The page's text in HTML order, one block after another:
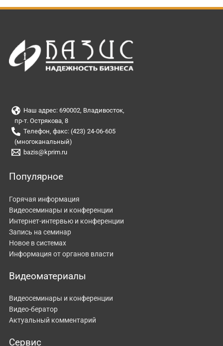
Наш адрес: 690002, Владивосток,
пр-т. Острякова, 8
Телефон, факс: (423) 24-06-605
(многоканальный)
bazis@kprim.ru
Популярное
Горячая информация
Видеосеминары и конференции
Интернет-интервью и конференции
Запись на семинар
Новое в системах
Информация от органов власти
Видеоматериалы
Видеосеминары и конференции
Видео-бератор
Актуальный комментарий
Сервис